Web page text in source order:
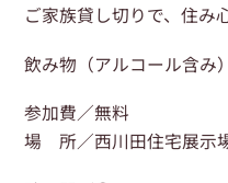
ご家族貸し切りで、住み
飲み物（アルコール含み
参加費／無料
場 所／西川田住宅展示